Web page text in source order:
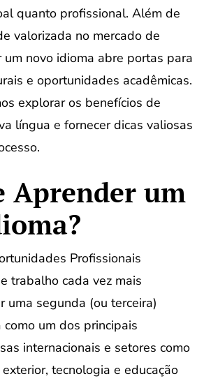
quanto profissional. Além de
valorizada no mercado de
novo idioma abre portas para
e oportunidades acadêmicas.
explorar os benefícios de
língua e fornecer dicas valiosas
Aprender um
Profissionais
trabalho cada vez mais
uma segunda (ou terceira)
um dos principais
internacionais e setores como
tecnologia e educação